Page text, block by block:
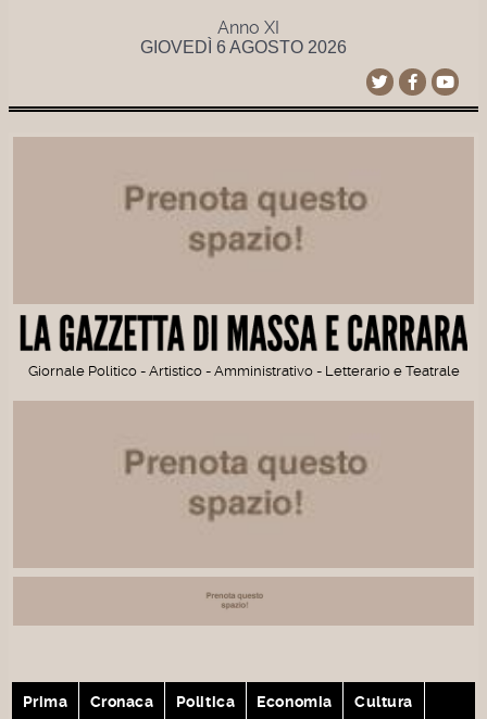
Anno XI
GIOVEDÌ 6 AGOSTO 2026
Giornale Politico - Artistico - Amministrativo - Letterario e Teatrale
Prima Cronaca Politica Economia Cultura